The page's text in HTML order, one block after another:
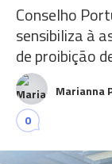
Conselho
sensibiliza à
de proibição
Marianna
0